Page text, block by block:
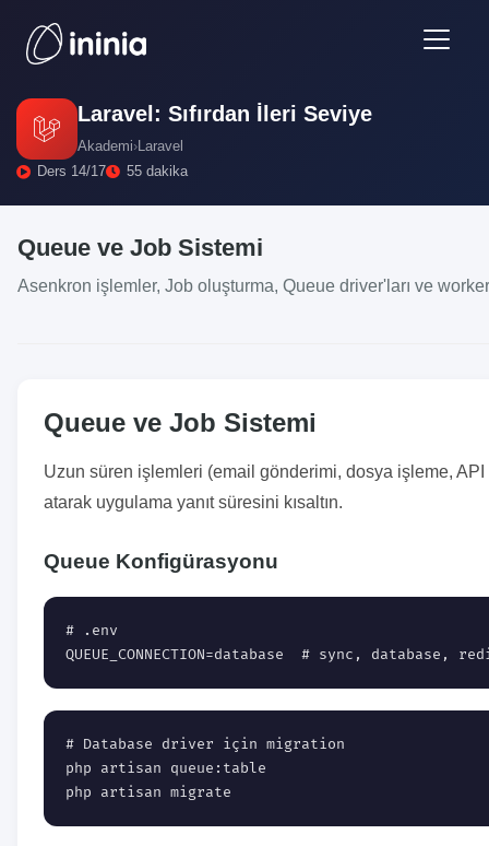
Laravel: Sıfırdan İleri Seviye
Akademi›Laravel
Ders 14/17
55 dakika
Queue ve Job Sistemi
Asenkron işlemler, Job oluşturma, Queue driver'ları ve
Queue ve Job Sistemi
Uzun süren işlemleri (email gönderimi, dosya işleme, API
atarak uygulama yanıt süresini kısaltın.
Queue Konfigürasyonu
# .env
QUEUE_CONNECTION=database  # sync, database,
# Database driver için migration
php artisan queue:table
php artisan migrate